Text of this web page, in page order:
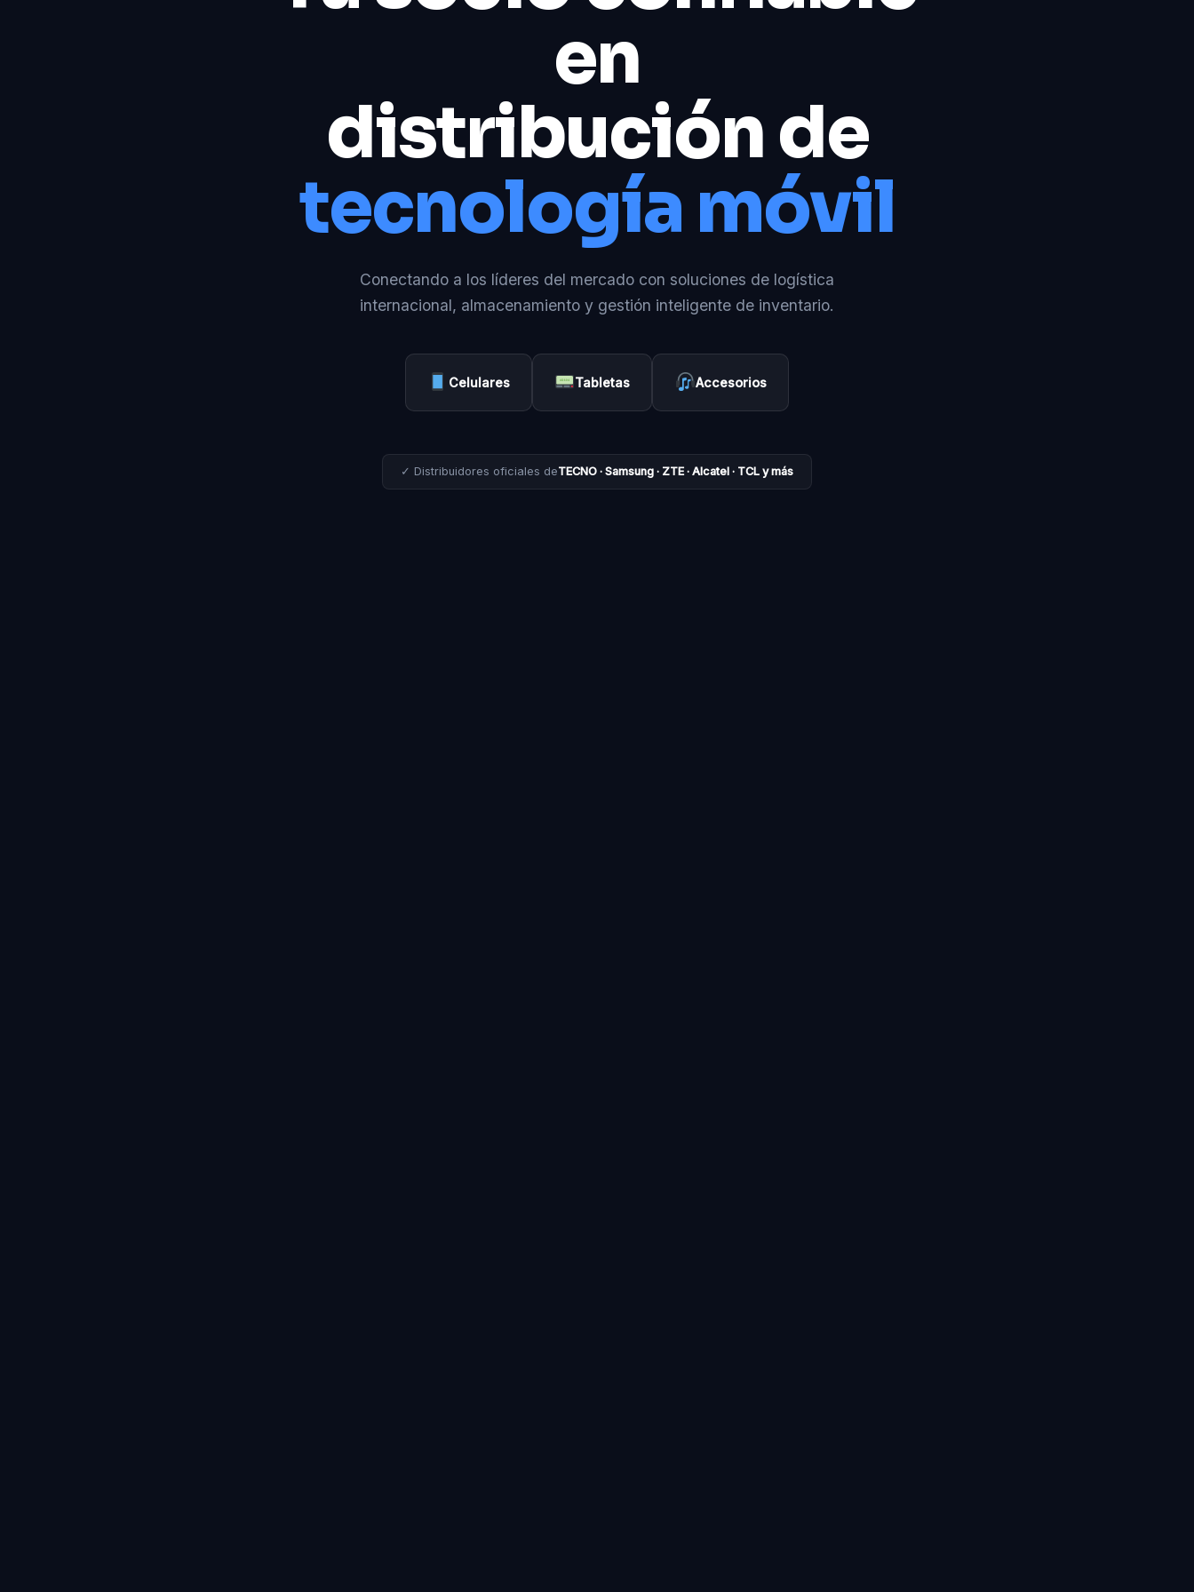
en
distribución de
tecnología móvil
Conectando a los líderes del mercado con soluciones de logística
internacional, almacenamiento y gestión inteligente de inventario.
Celulares Tabletas Accesorios
✓ Distribuidores oficiales deTECNO · Samsung · ZTE · Alcatel · TCL y más